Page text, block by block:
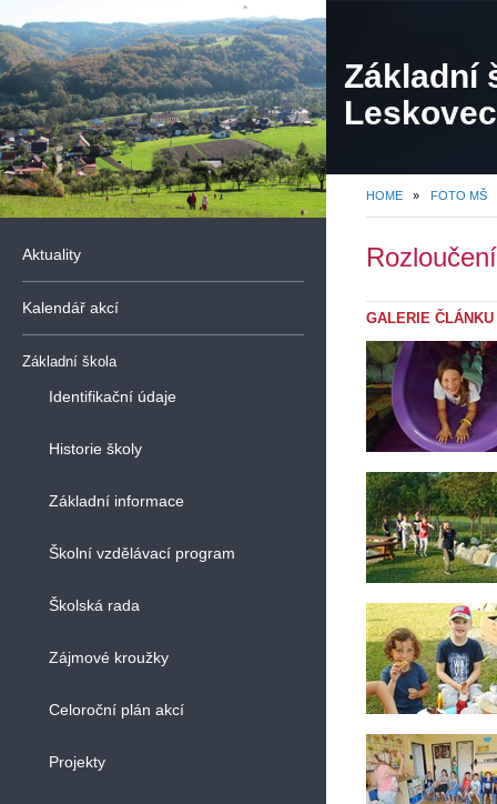
Základní
HOME » FOTO MŠ
Aktuality
Kalendář akcí
Základní škola
Identifikační údaje
Historie školy
Základní informace
Školní vzdělávací program
Školská rada
Zájmové kroužky
Celoroční plán akcí
Projekty
GALERIE ČLÁNKU